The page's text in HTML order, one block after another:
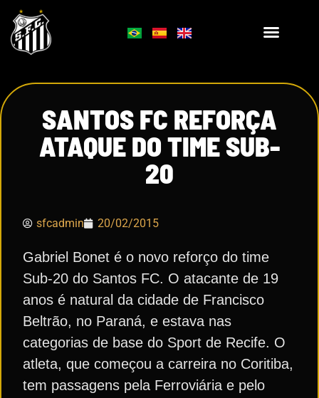
SANTOS FC REFORÇA
ATAQUE DO TIME SUB-
20
sfcadmin 20/02/2015
Gabriel Bonet é o novo reforço do time
Sub-20 do Santos FC. O atacante de 19
anos é natural da cidade de Francisco
Beltrão, no Paraná, e estava nas
categorias de base do Sport de Recife. O
atleta, que começou a carreira no Coritiba,
tem passagens pela Ferroviária e pelo